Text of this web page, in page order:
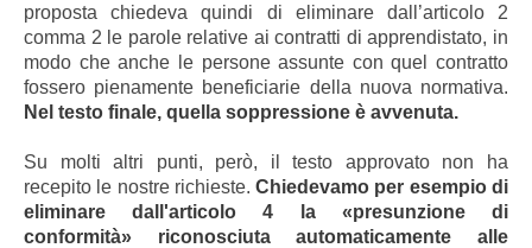
proposta chiedeva quindi di eliminare dall’articolo 2
comma 2 le parole relative ai contratti di apprendistato, in
modo che anche le persone assunte con quel contratto
fossero pienamente beneficiarie della nuova normativa.
Nel testo finale, quella soppressione è avvenuta.
Su molti altri punti, però, il testo approvato non ha
recepito le nostre richieste.Chiedevamo per esempio di
eliminare dall'articolo 4 la «presunzione di
conformità» riconosciuta automaticamente alle